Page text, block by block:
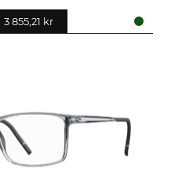
3 855,21 kr